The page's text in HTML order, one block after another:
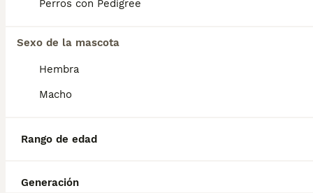
Perros con Pedigree
Sexo de la mascota
Hembra
Macho
Rango de edad
Generación
¿Cómo es el carácter de
Pequeno Perro Ruso?
Pequeno Perro Ruso?